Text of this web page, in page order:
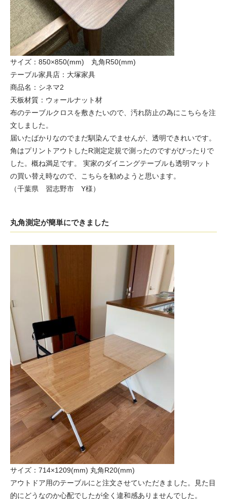
サイズ：850×850(mm) 丸角R50(mm)
テーブル家具店：大塚家具
商品名：シネマ2
天板材質：ウォールナット材
布のテーブルクロスを敷きたいので、汚れ防止の為にこちらを注
文しました。
届いたばかりなのでまだ馴染んでませんが、透明できれいです。
角はプリントアウトしたR測定定規で測ったのですがぴったりで
した。概ね満足です。 実家のダイニングテーブルも透明マット
の買い替え時なので、こちらを勧めようと思います。
（千葉県 習志野市 Y様）
丸角測定が簡単にできました
サイズ：714×1209(mm) 丸角R20(mm)
アウトドア用のテーブルにと注文させていただきました。見た目
的にどうなのか心配でしたが全く違和感ありませんでした。